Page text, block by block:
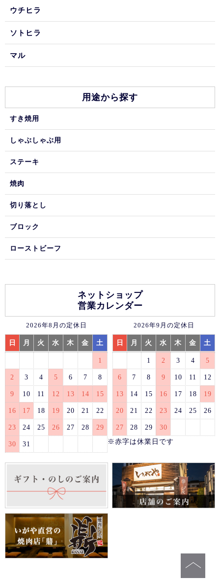
ウチヒラ
ソトヒラ
マル
用途から探す
すき焼用
しゃぶしゃぶ用
ステーキ
焼肉
切り落とし
ブロック
ローストビーフ
ネットショップ
営業カレンダー
2026年8月の定休日
日 月 火 水 木 金 土
1
2 3 4 5 6 7 8
9 10 11 12 13 14 15
16 17 18 19 20 21 22
23 24 25 26 27 28 29
30 31
2026年9月の定休日
日 月 火 水 木 金 土
1 2 3 4 5
6 7 8 9 10 11 12
13 14 15 16 17 18 19
20 21 22 23 24 25 26
27 28 29
30
※赤字は休業日です